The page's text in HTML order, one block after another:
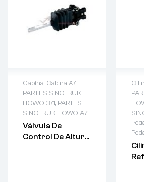
Cabina, Cabina A7,
PARTES SINOTRUK
HOWO 371, PARTES
SINOTRUK HOWO A7
Válvula De
Control De Altura